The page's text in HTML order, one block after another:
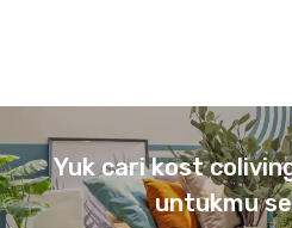
Yuk cari kost
untukmu